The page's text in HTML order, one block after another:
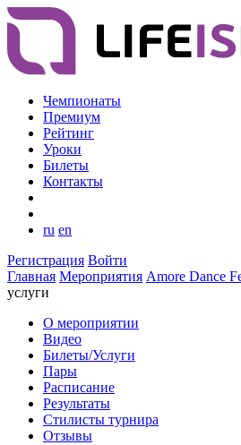
Чемпионаты
Премиум
Рейтинг
Уроки
Билеты
Контакты
ru en
Регистрация Войти
Главная Мероприятия Amore Dance
услуги
О мероприятии
Видео
Билеты/Услуги
Пары
Расписание
Результаты
Стилисты турнира
Отзывы